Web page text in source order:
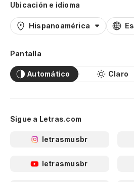
Ubicación e idioma
Hispanoamérica
Pantalla
Automático Claro
Sigue a Letras.com
letrasmusbr
letrasmusbr